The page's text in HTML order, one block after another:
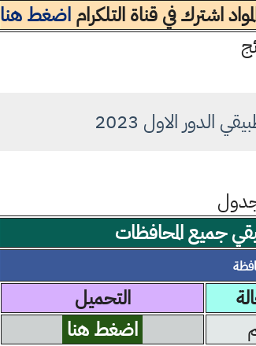
اشترك في قناة التلكراماضغط هنا
الدور الاول 2023
جميع المحافظات
التحميل
اضغط هنا